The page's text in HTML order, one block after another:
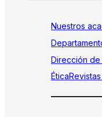
Nuestros
Dirección de
ÉticaRevistas